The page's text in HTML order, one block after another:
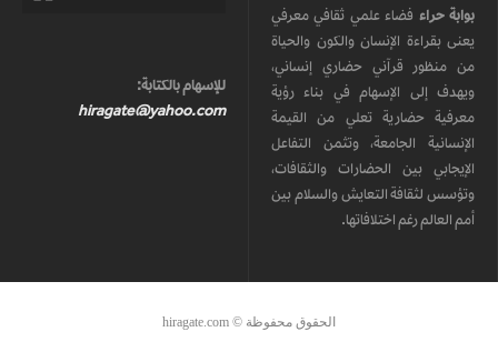
بوابة حراء فضاء علمي ثقافي معرفي
يعنى بقراءة الإنسان والكون والحياة
من منظور قرآني حضاري إنساني،
ويهدف إلى الإسهام في بناء رؤية
معرفية حضارية تعلي من القيمة
الإنسانية الجامعة، وتثمن التفاعل
الإيجابي بين الحضارات والثقافات،
وتؤسس لثقافة التعايش والسلام بين
أمم العالم رغم اختلافاتها.
للإسهام بالكتابة:
hiragate@yahoo.com
الحقوق محفوظة © hiragate.com